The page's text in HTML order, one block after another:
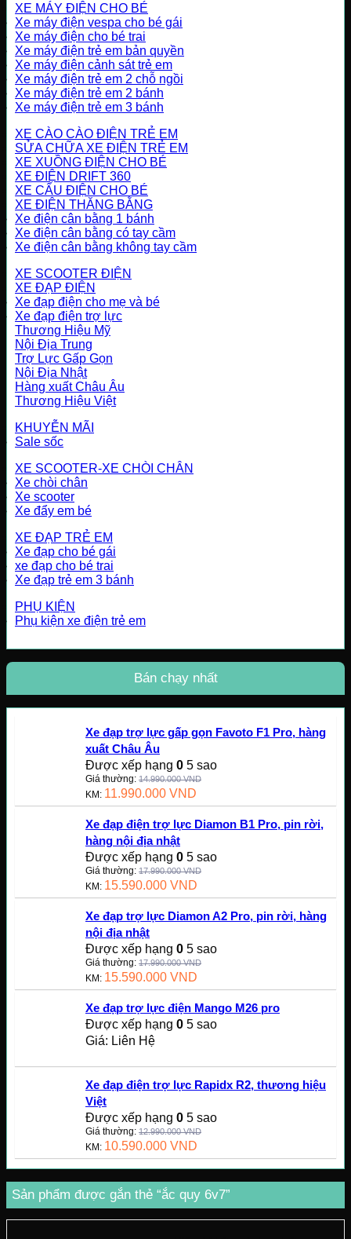
XE MÁY ĐIỆN CHO BÉ
Xe máy điện vespa cho bé gái
Xe máy điện cho bé trai
Xe máy điện trẻ em bản quyền
Xe máy điện cảnh sát trẻ em
Xe máy điện trẻ em 2 chỗ ngồi
Xe máy điện trẻ em 2 bánh
Xe máy điện trẻ em 3 bánh
XE CÀO CÀO ĐIỆN TRẺ EM
SỬA CHỮA XE ĐIỆN TRẺ EM
XE XUỒNG ĐIỆN CHO BÉ
XE ĐIỆN DRIFT 360
XE CẨU ĐIỆN CHO BÉ
XE ĐIỆN THĂNG BẰNG
Xe điện cân bằng 1 bánh
Xe điện cân bằng có tay cầm
Xe điện cân bằng không tay cầm
XE SCOOTER ĐIỆN
XE ĐẠP ĐIỆN
Xe đạp điện cho mẹ và bé
Xe đạp điện trợ lực
Thương Hiệu Mỹ
Nội Địa Trung
Trợ Lực Gấp Gọn
Nội Địa Nhật
Hàng xuất Châu Âu
Thương Hiệu Việt
KHUYỄN MÃI
Sale sốc
XE SCOOTER-XE CHÒI CHÂN
Xe chòi chân
Xe scooter
Xe đẩy em bé
XE ĐẠP TRẺ EM
Xe đạp cho bé gái
xe đạp cho bé trai
Xe đạp trẻ em 3 bánh
PHỤ KIỆN
Phụ kiện xe điện trẻ em
Bán chạy nhất
Xe đạp trợ lực gấp gọn Favoto F1 Pro, hàng
xuất Châu Âu
Được xếp hạng 0 5 sao
Giá thường: 14.990.000VND
KM: 11.990.000 VND
Xe đạp điện trợ lực Diamon B1 Pro, pin rời,
hàng nội địa nhật
Được xếp hạng 0 5 sao
Giá thường: 17.990.000VND
KM: 15.590.000 VND
Xe đạp trợ lực Diamon A2 Pro, pin rời, hàng
nội địa nhật
Được xếp hạng 0 5 sao
Giá thường: 17.990.000VND
KM: 15.590.000 VND
Xe đạp trợ lực điện Mango M26 pro
Được xếp hạng 0 5 sao
Giá: Liên Hệ
Xe đạp điện trợ lực Rapidx R2, thương hiệu
Việt
Được xếp hạng 0 5 sao
Giá thường: 12.990.000VND
KM: 10.590.000 VND
Sản phẩm được gắn thẻ “ắc quy 6v7”